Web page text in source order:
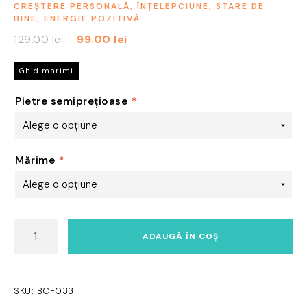
CREȘTERE PERSONALĂ, ÎNȚELEPCIUNE, STARE DE
BINE, ENERGIE POZITIVĂ
129.00lei
Prețul
a
129.00 lei.
99.00 lei
Prețul
este:
Ghid marimi
Pietre semiprețioase *
Mărime *
Brățară
Chihlimbar
ADAUGĂ ÎN COȘ
SKU: BCF033